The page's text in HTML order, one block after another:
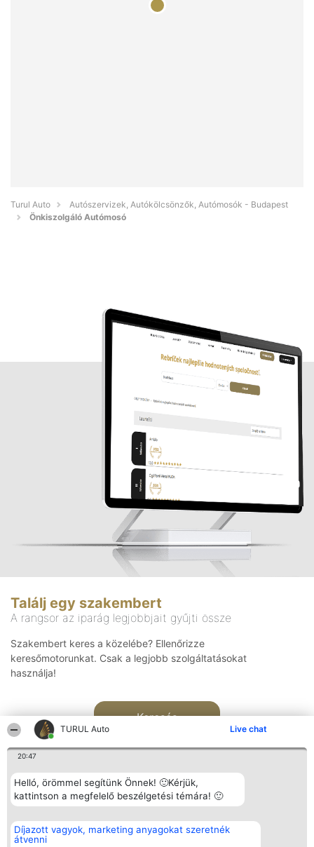
TURUL Auto Live chat
20:47
Helló, örömmel segítünk Önnek! 🙂Kérjük,
kattintson a megfelelő beszélgetési témára! 🙂
Díjazott vagyok, marketing anyagokat szeretnék
átvenni
Turul Auto
Autószervizek, Autókölcsönzők, Autómosók - Budapest
Önkiszolgáló Autómosó
Találj egy szakembert
A rangsor az iparág legjobbjait gyűjti össze
Szakembert keres a közelébe? Ellenőrizze
keresőmotorunkat. Csak a legjobb szolgáltatásokat
használja!
Keresés
Rangsorszervező
SC Beautiful Company S.R.L.
Bulevardul Aleea Timișul De
Népszavazás
Nyertesek
Elérhetőség
Elérhetőség